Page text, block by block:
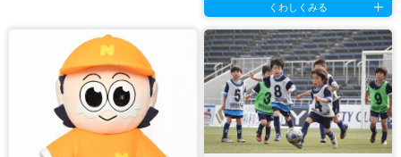
くわしくみる